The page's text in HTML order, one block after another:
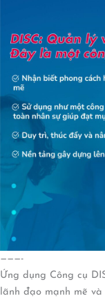
———-
Ứng dụng Công cụ
lãnh đạo mạnh mẽ